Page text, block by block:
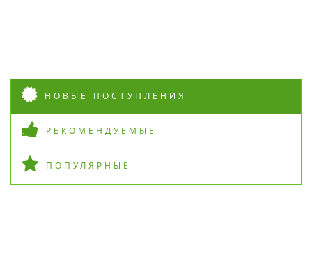
НОВЫЕ ПОСТУПЛЕНИЯ
РЕКОМЕНДУЕМЫЕ
ПОПУЛЯРНЫЕ